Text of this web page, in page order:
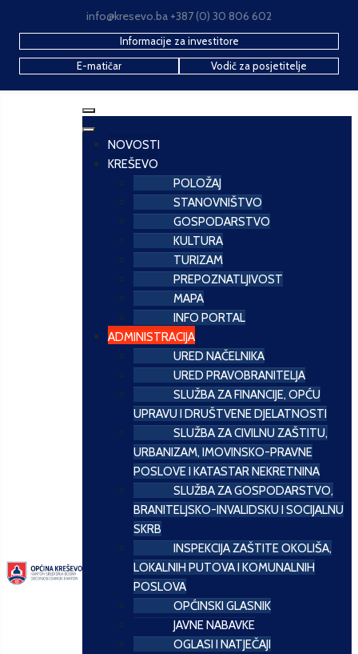
info@kresevo.ba +387 (0) 30 806 602
Informacije za investitore
E-matičar
Vodič za posjetitelje
NOVOSTI
KREŠEVO
POLOŽAJ
STANOVNIŠTVO
GOSPODARSTVO
KULTURA
TURIZAM
PREPOZNATLJIVOST
MAPA
INFO PORTAL
ADMINISTRACIJA
URED NAČELNIKA
URED PRAVOBRANITELJA
SLUŽBA ZA FINANCIJE, OPĆU
UPRAVU I DRUŠTVENE DJELATNOSTI
SLUŽBA ZA CIVILNU ZAŠTITU,
URBANIZAM, IMOVINSKO-PRAVNE
POSLOVE I KATASTAR NEKRETNINA
SLUŽBA ZA GOSPODARSTVO,
BRANITELJSKO-INVALIDSKU I SOCIJALNU
SKRB
INSPEKCIJA ZAŠTITE OKOLIŠA,
LOKALNIH PUTOVA I KOMUNALNIH
POSLOVA
OPĆINSKI GLASNIK
JAVNE NABAVKE
OGLASI I NATJEČAJI